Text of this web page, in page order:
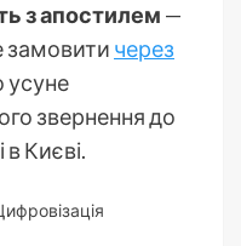
з апостилем —
замовити через
усуне
звернення до
Києві.